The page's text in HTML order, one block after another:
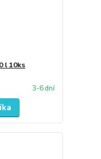
l 10ks
3-6 dní